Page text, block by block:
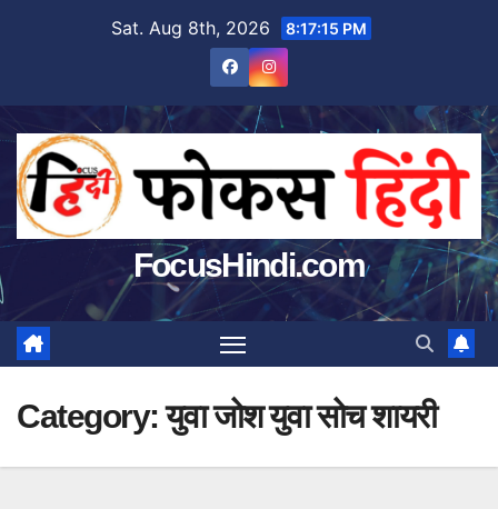
Sat. Aug 8th, 2026 8:17:16 PM
FocusHindi.com
Category:युवा जोश युवा सोच शायरी